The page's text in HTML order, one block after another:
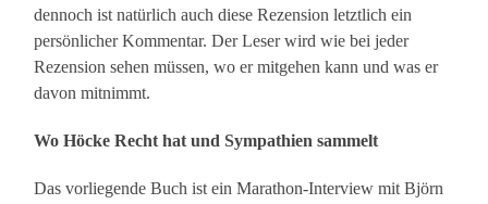
dennoch ist natürlich auch diese Rezension letztlich ein
persönlicher Kommentar. Der Leser wird wie bei jeder
Rezension sehen müssen, wo er mitgehen kann und was er
davon mitnimmt.
Wo Höcke Recht hat und Sympathien sammelt
Das vorliegende Buch ist ein Marathon-Interview mit Björn